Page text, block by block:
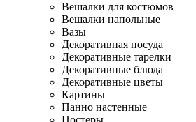
Вешалки для костюмов
Вешалки напольные
Вазы
Декоративная посуда
Декоративные тарелки
Декоративные блюда
Декоративные цветы
Картины
Панно настенные
Постеры